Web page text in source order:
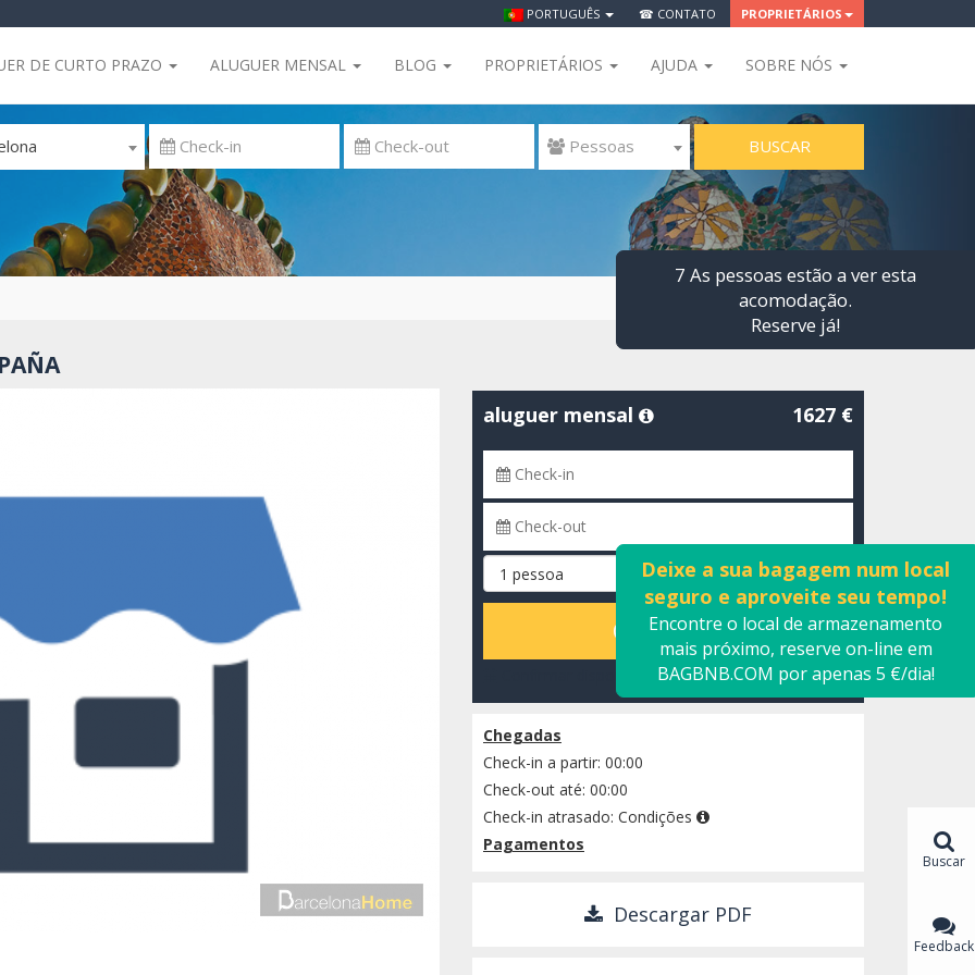
PORTUGUÊS ☎ CONTATO PROPRIETÁRIOS
DE CURTO PRAZO ALUGUER MENSAL BLOG PROPRIETÁRIOS AJUDA SOBRE NÓS
 Pessoas BUSCAR
aluguer mensal 1627 €
CALCULAR
Confirmar disponibilidade
Chegadas
Check-in a partir: 00:00
Check-out até: 00:00
Check-in atrasado: Condições
Pagamentos
Descargar PDF
7 As pessoas estão a ver esta
acomodação.
Reserve já!
Deixe a sua bagagem num local
seguro e aproveite seu tempo!
Encontre o local de armazenamento
mais próximo, reserve on-line em
BAGBNB.COM por apenas 5 €/dia!
Buscar
Feedback